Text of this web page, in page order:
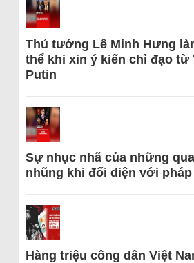
Thủ tướng Lê Minh Hưng
thể khi xin ý kiến chỉ đạo từ
Putin
Sự nhục nhã của những
nhũng khi đối diện với
Hàng triệu công dân Việt